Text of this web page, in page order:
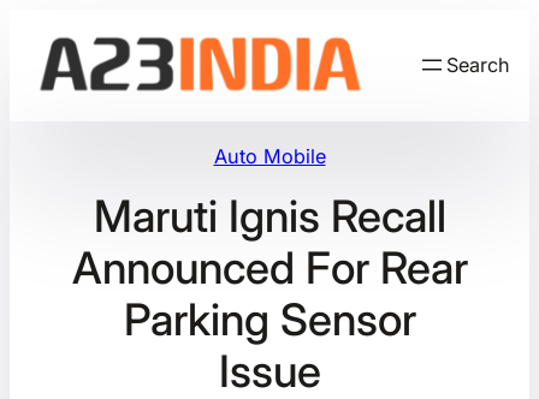
content
Search
Auto Mobile
Maruti Ignis Recall
Announced For Rear
Parking Sensor
Issue